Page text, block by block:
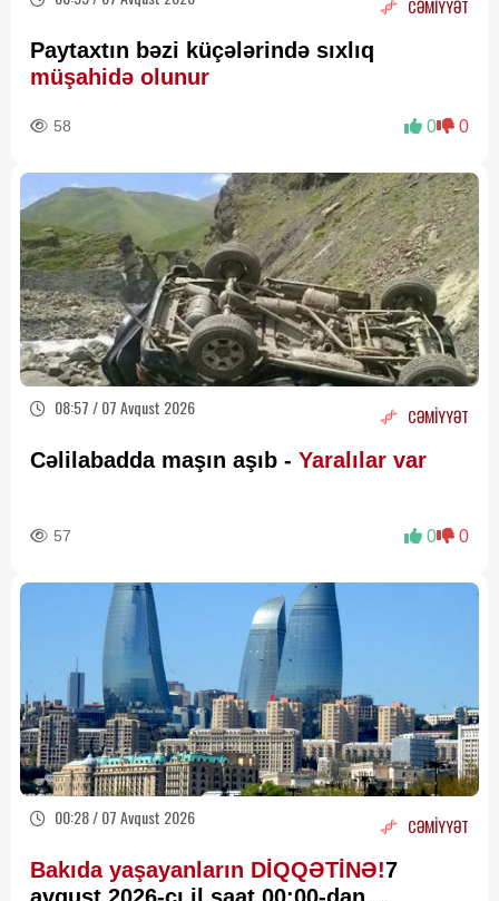
CƏMİYYƏT
Paytaxtın bəzi küçələrində sıxlıq
müşahidə olunur
58 0 0
08:57 / 07 Avqust 2026 CƏMİYYƏT
Cəlilabadda maşın aşıb - Yaralılar var
57 0 0
00:28 / 07 Avqust 2026 CƏMİYYƏT
Bakıda yaşayanların DİQQƏTİNƏ!7